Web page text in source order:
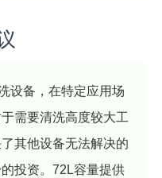
设备，在特定应用场
需要清洗高度较大工
其他设备无法解决的
投资。72L容量提供